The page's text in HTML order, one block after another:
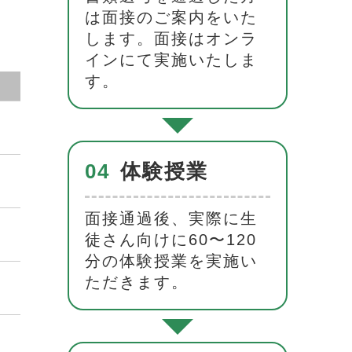
は面接のご案内をいた
します。面接はオンラ
インにて実施いたしま
す。
04 体験授業
面接通過後、実際に生
徒さん向けに60〜120
分の体験授業を実施い
ただきます。